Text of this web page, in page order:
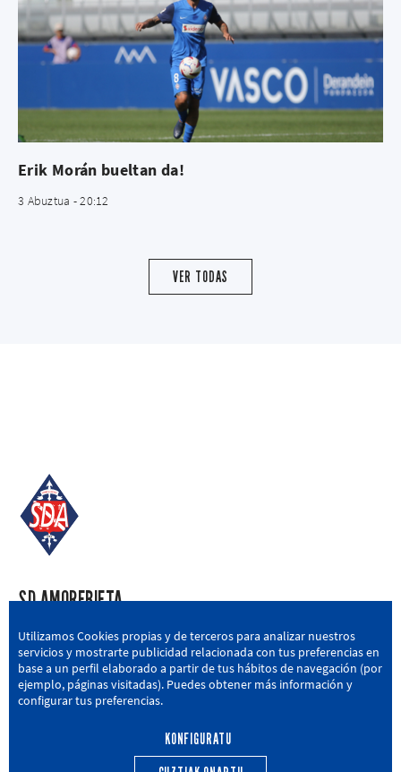
Erik Morán bueltan da!
3 Abuztua - 20:12
VER TODAS
SD AMOREBIETA
San Miguel Kalea, 16, 48340 Amorebieta, Bizkaia
946 604 751 | sda@sdamorebieta.eus
Utilizamos Cookies propias y de terceros para analizar nuestros
servicios y mostrarte publicidad relacionada con tus preferencias en
base a un perfil elaborado a partir de tus hábitos de navegación (por
ejemplo, páginas visitadas). Puedes obtener más información y
configurar tus preferencias.
KONFIGURATU